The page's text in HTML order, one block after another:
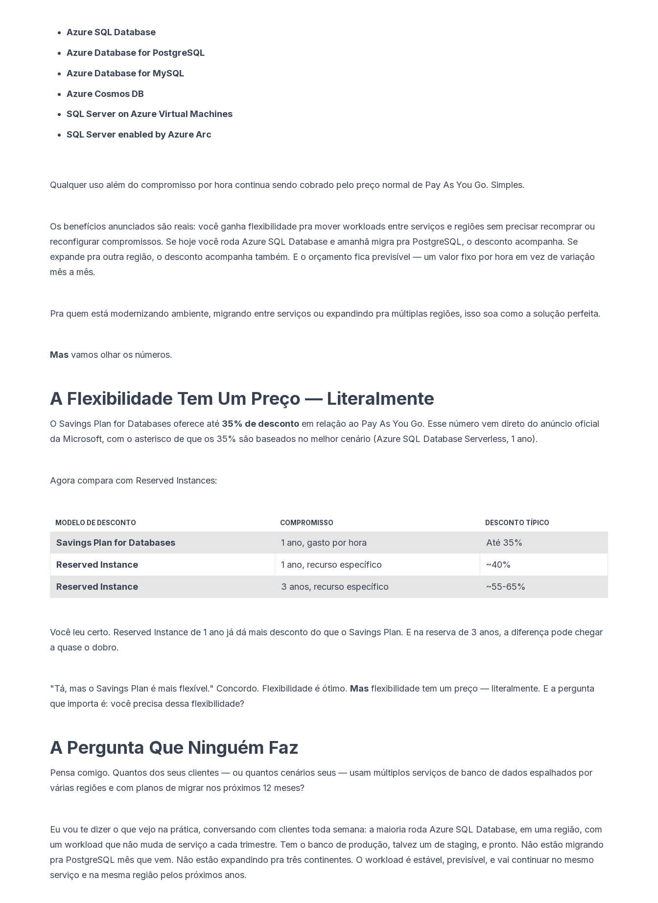
Azure SQL Database
Azure Database for PostgreSQL
Azure Database for MySQL
Azure Cosmos DB
SQL Server on Azure Virtual Machines
SQL Server enabled by Azure Arc
Qualquer uso além do compromisso por hora continua sendo cobrado pelo preço normal de Pay As You Go. Simples.
Os benefícios anunciados são reais: você ganha flexibilidade pra mover workloads entre serviços e regiões sem precisar recomprar ou
reconfigurar compromissos. Se hoje você roda Azure SQL Database e amanhã migra pra PostgreSQL, o desconto acompanha. Se
expande pra outra região, o desconto acompanha também. E o orçamento fica previsível — um valor fixo por hora em vez de variação
mês a mês.
Pra quem está modernizando ambiente, migrando entre serviços ou expandindo pra múltiplas regiões, isso soa como a solução perfeita.
Mas vamos olhar os números.
A Flexibilidade Tem Um Preço — Literalmente
O Savings Plan for Databases oferece até 35% de desconto em relação ao Pay As You Go. Esse número vem direto do anúncio oficial
da Microsoft, com o asterisco de que os 35% são baseados no melhor cenário (Azure SQL Database Serverless, 1 ano).
Agora compara com Reserved Instances:
MODELO DE DESCONTO COMPROMISSO DESCONTO TÍPICO
Savings Plan for Databases 1 ano, gasto por hora Até 35%
Reserved Instance 1 ano, recurso específico ~40%
Reserved Instance 3 anos, recurso específico ~55-65%
Você leu certo. Reserved Instance de 1 ano já dá mais desconto do que o Savings Plan. E na reserva de 3 anos, a diferença pode chegar
a quase o dobro.
"Tá, mas o Savings Plan é mais flexível." Concordo. Flexibilidade é ótimo. Mas flexibilidade tem um preço — literalmente. E a pergunta
que importa é: você precisa dessa flexibilidade?
A Pergunta Que Ninguém Faz
Pensa comigo. Quantos dos seus clientes — ou quantos cenários seus — usam múltiplos serviços de banco de dados espalhados por
várias regiões e com planos de migrar nos próximos 12 meses?
Eu vou te dizer o que vejo na prática, conversando com clientes toda semana: a maioria roda Azure SQL Database, em uma região, com
um workload que não muda de serviço a cada trimestre. Tem o banco de produção, talvez um de staging, e pronto. Não estão migrando
pra PostgreSQL mês que vem. Não estão expandindo pra três continentes. O workload é estável, previsível, e vai continuar no mesmo
serviço e na mesma região pelos próximos anos.